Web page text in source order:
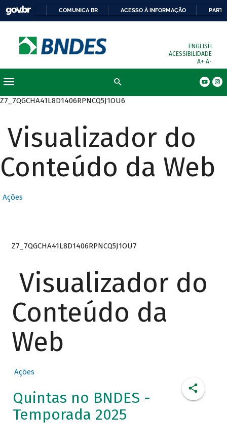
COMUNICA BR ACESSO À INFORMAÇÃO
ENGLISH
ACESSIBILIDADE
A+ A-
Z7_7QGCHA41L8D1406RPNCQ5J1OU6
Visualizador do
Conteúdo da Web
Ações
Z7_7QGCHA41L8D1406RPNCQ5J1OU7
Visualizador do
Conteúdo da
Web
Ações
Quintas no BNDES -
Temporada 2025